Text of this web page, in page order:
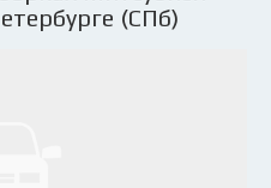
(СПб)